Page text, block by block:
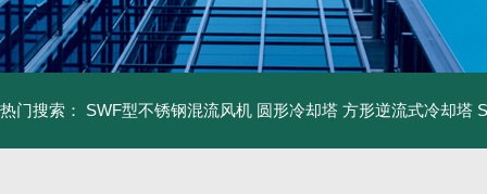
热门搜索： SWF型不锈钢混流风机 圆形冷却塔 方形逆流式冷却塔